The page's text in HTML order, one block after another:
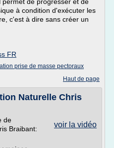
à condition d'exécuter les
c'est à dire sans créer un
FR
prise de masse pectoraux
Haut de page
Naturelle Chris
voir la vidéo
de
Braibant: